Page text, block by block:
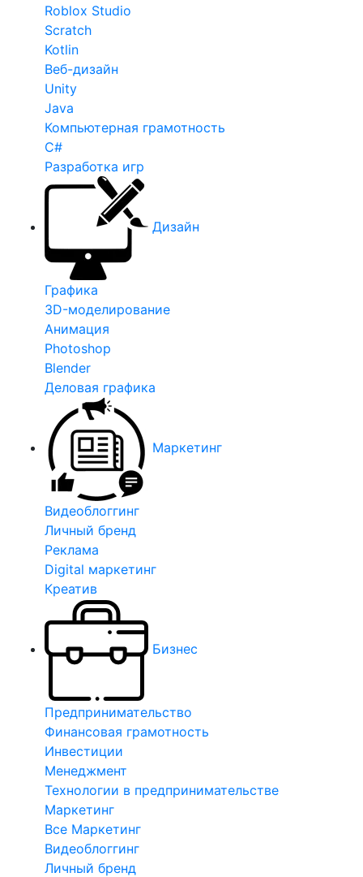
Roblox Studio
Scratch
Kotlin
Веб-дизайн
Unity
Java
Компьютерная грамотность
C#
Разработка игр
Дизайн
Графика
3D-моделирование
Анимация
Photoshop
Blender
Деловая графика
Маркетинг
Видеоблоггинг
Личный бренд
Реклама
Digital маркетинг
Креатив
Бизнес
Предпринимательство
Финансовая грамотность
Инвестиции
Менеджмент
Технологии в предпринимательстве
Маркетинг
Все Маркетинг
Видеоблоггинг
Личный бренд